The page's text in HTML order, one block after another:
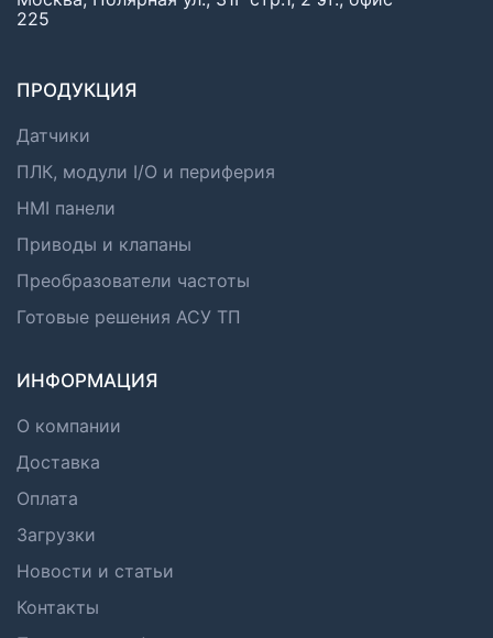
225
ПРОДУКЦИЯ
Датчики
ПЛК, модули I/O и периферия
HMI панели
Приводы и клапаны
Преобразователи частоты
Готовые решения АСУ ТП
ИНФОРМАЦИЯ
О компании
Доставка
Оплата
Загрузки
Новости и статьи
Контакты